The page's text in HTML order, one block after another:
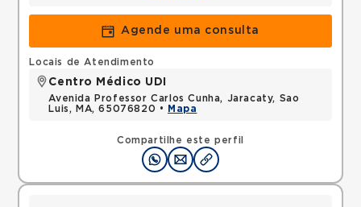
Agende uma consulta
Compartilhe este perfil
Locais de Atendimento
Centro Médico UDI
Avenida Professor Carlos Cunha, Jaracaty, Sao
Luis, MA, 65076820 •
Mapa